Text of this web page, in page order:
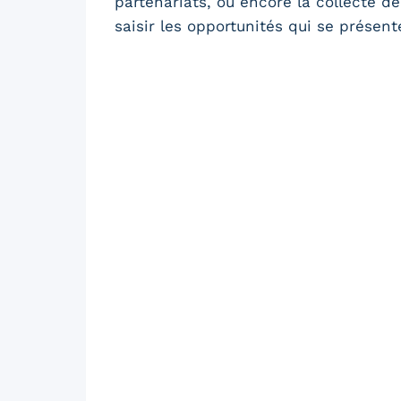
saisir les opportunités qui se